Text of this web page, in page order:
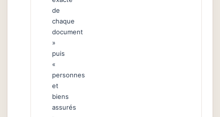
de
chaque
document
»
puis
«
personnes
et
biens
assurés